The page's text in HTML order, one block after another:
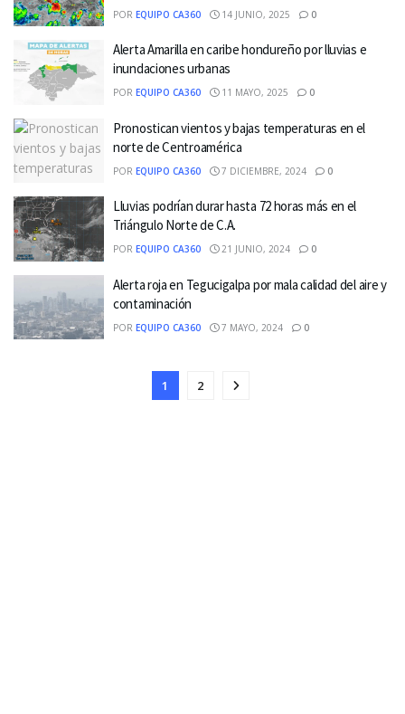
POR EQUIPO CA360 14 JUNIO, 2025 0
Alerta Amarilla en caribe hondureño por lluvias e
inundaciones urbanas
POR EQUIPO CA360 11 MAYO, 2025 0
Pronostican vientos y bajas temperaturas en el
norte de Centroamérica
POR EQUIPO CA360 7 DICIEMBRE, 2024 0
Lluvias podrían durar hasta 72 horas más en el
Triángulo Norte de C.A.
POR EQUIPO CA360 21 JUNIO, 2024 0
Alerta roja en Tegucigalpa por mala calidad del aire y
contaminación
POR EQUIPO CA360 7 MAYO, 2024 0
1 2